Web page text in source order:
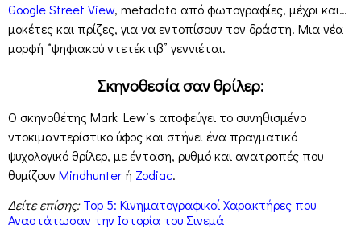
Google Street View, metadata από φωτογραφίες, μέχρι και…
μοκέτες και πρίζες, για να εντοπίσουν τον δράστη. Μια νέα
μορφή “ψηφιακού ντετέκτιβ” γεννιέται.
Σκηνοθεσία σαν θρίλερ:
Ο σκηνοθέτης Mark Lewis αποφεύγει το συνηθισμένο
ντοκιμαντερίστικο ύφος και στήνει ένα πραγματικό
ψυχολογικό θρίλερ, με ένταση, ρυθμό και ανατροπές που
θυμίζουν Mindhunterή Zodiac.
Δείτε επίσης: Top 5: Κινηματογραφικοί Χαρακτήρες που
Αναστάτωσαν την Ιστορία του Σινεμά